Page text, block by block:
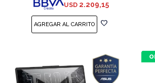
USD 2.209,15